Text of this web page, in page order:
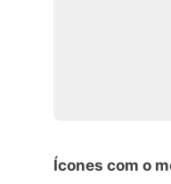
Ícones com o